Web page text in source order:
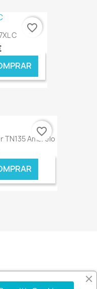
€ ONLINE
C
€ ONLINE
favorite_border
Amarelo
favorite_border